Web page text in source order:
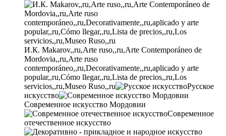
И.К. Makarov,,ru,Arte ruso,,ru,Arte Contemporáneo de
Mordovia,,ru,Arte ruso
contemporáneo,,ru,Decorativamente,,ru,aplicado y arte
popular,,ru,Cómo llegar,,ru,Lista de precios,,ru,Los
servicios,,ru,Museo Ruso,,ru
Русское
искусство
Современное искусство Мордовии
Современное
отечественное искусство